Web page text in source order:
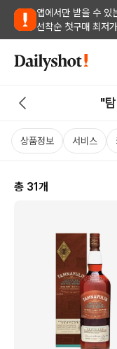
앱에서만 받을 수 있
선착순 첫구매 최저
"
상품정보 서비스
총 31개